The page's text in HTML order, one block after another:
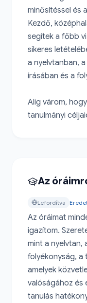
minősítéssel és
Kezdő,
segítek a főbb
sikeres
a nyelvtanban,
írásában és a
Alig várom,
tanulmányi
Az
Lefordítva
Az óráimat
igazítom.
mint a nyelvtan,
folyékonyság, a
amelyek
valóságához és
tanulás